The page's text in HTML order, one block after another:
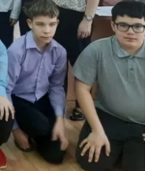
Представьте себе
футбольном поле,
соперничают лицом к
Кто из них
выход из сложной
щепетильной в жизни?